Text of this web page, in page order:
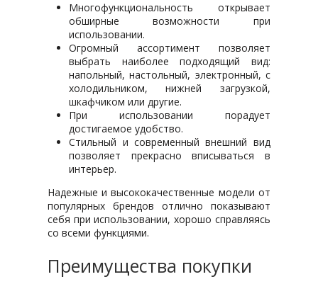
Многофункциональность открывает
обширные возможности при
использовании.
Огромный ассортимент позволяет
выбрать наиболее подходящий вид:
напольный, настольный, электронный, с
холодильником, нижней загрузкой,
шкафчиком или другие.
При использовании порадует
достигаемое удобство.
Стильный и современный внешний вид
позволяет прекрасно вписываться в
интерьер.
Надежные и высококачественные модели от
популярных брендов отлично показывают
себя при использовании, хорошо справляясь
со всеми функциями.
Преимущества покупки